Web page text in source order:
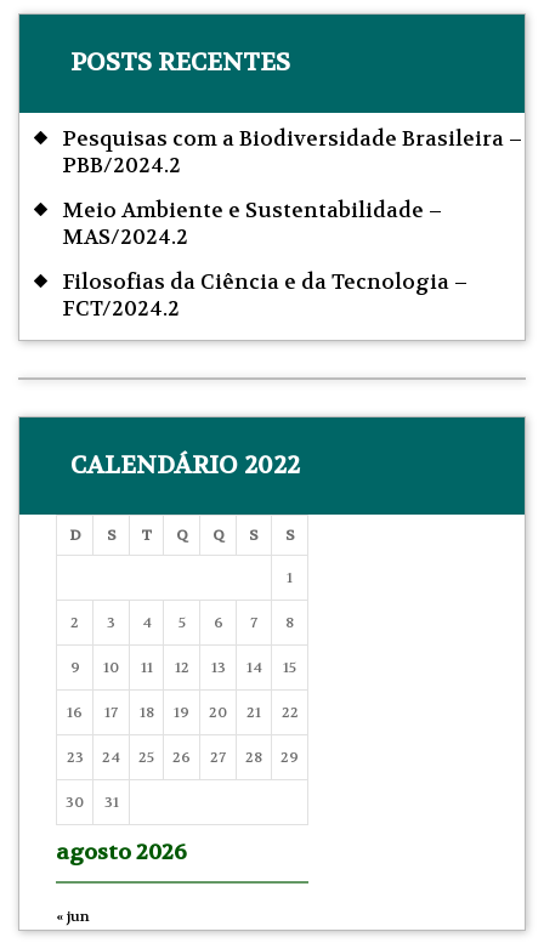
POSTS RECENTES
Pesquisas com a Biodiversidade Brasileira –
PBB/2024.2
Meio Ambiente e Sustentabilidade –
MAS/2024.2
Filosofias da Ciência e da Tecnologia –
FCT/2024.2
CALENDÁRIO 2022
agosto 2026
D S T Q Q S S
1
2 3 4 5 6 7 8
9 10 11 12 13 14 15
16 17 18 19 20 21 22
23 24 25 26 27 28 29
30 31
« jun